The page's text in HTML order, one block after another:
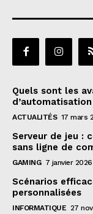
Quels sont les
ACTUALITÉS 17 mars
Serveur de jeu :
sans ligne de
GAMING 7 janvier 2026
Scénarios
personnalisées
INFORMATIQUE 27